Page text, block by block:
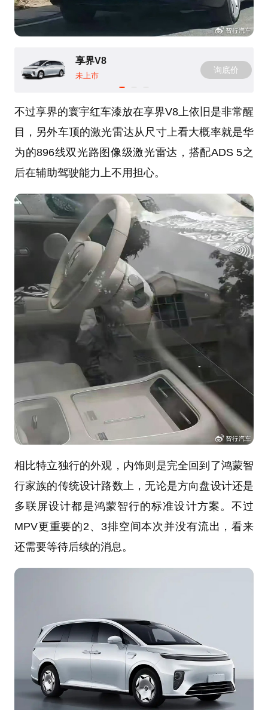
享界V8
未上市
询底价
不过享界的寰宇红车漆放在享界V8上依旧是非常醒
目，另外车顶的激光雷达从尺寸上看大概率就是华
为的896线双光路图像级激光雷达，搭配ADS 5之
后在辅助驾驶能力上不用担心。
相比特立独行的外观，内饰则是完全回到了鸿蒙智
行家族的传统设计路数上，无论是方向盘设计还是
多联屏设计都是鸿蒙智行的标准设计方案。不过
MPV更重要的2、3排空间本次并没有流出，看来
还需要等待后续的消息。